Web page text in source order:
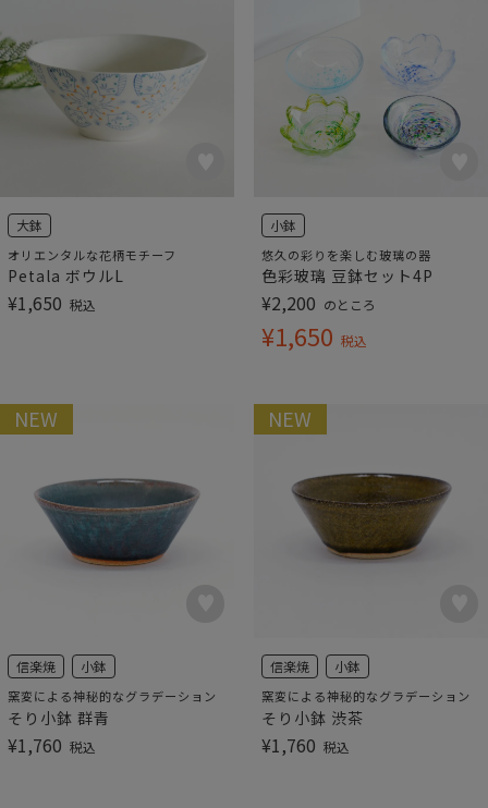
大鉢
オリエンタルな花柄モチーフ
Petala ボウルL
¥1,650 税込
小鉢
悠久の彩りを楽しむ玻璃の器
色彩玻璃 豆鉢セット4P
¥2,200 のところ
¥1,650 税込
NEW
信楽焼 小鉢
窯変による神秘的なグラデーション
そり小鉢 群青
¥1,760 税込
NEW
信楽焼 小鉢
窯変による神秘的なグラデーション
そり小鉢 渋茶
¥1,760 税込